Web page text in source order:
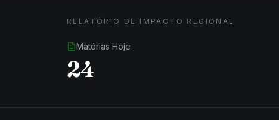
RELATÓRIO DE IMPACTO REGIONAL
Matérias Hoje
24